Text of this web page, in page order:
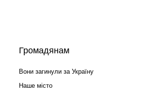
Громадянам
Вони загинули за Україну
Наше місто